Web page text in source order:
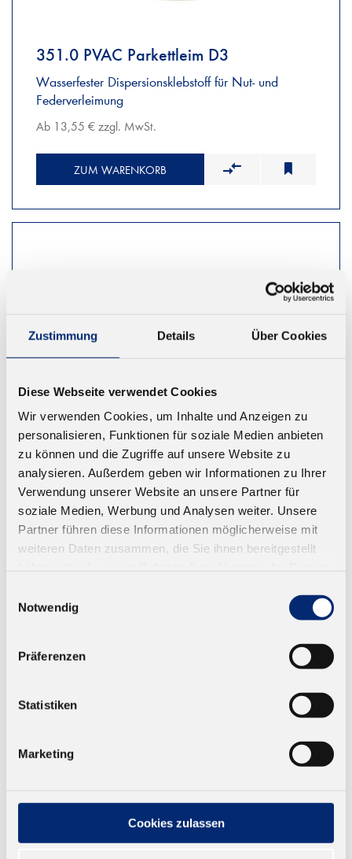
Zustimmung Details Über Cookies
Diese Webseite verwendet Cookies
Wir verwenden Cookies, um Inhalte und Anzeigen zu
personalisieren, Funktionen für soziale Medien anbieten
zu können und die Zugriffe auf unsere Website zu
analysieren. Außerdem geben wir Informationen zu Ihrer
Verwendung unserer Website an unsere Partner für
soziale Medien, Werbung und Analysen weiter. Unsere
Partner führen diese Informationen möglicherweise mit
weiteren Daten zusammen, die Sie ihnen bereitgestellt
Notwendig
Präferenzen
Statistiken
Marketing
Cookies zulassen
351.0 PVAC Parkettleim D3
Wasserfester Dispersionsklebstoff für Nut- und
Federverleimung
Ab 13,55 € zzgl. MwSt.
ZUM WARENKORB
410.0 Wässriger Kontaktklebstoff - rosa
ZUM WARENKORB